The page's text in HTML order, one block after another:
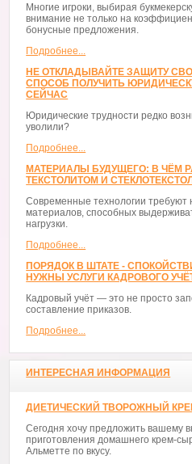
Многие игроки, выбирая
внимание не только на
бонусные предложения.
Подробнее...
НЕ ОТКЛАДЫВАЙТЕ ЗАЩИТУ
СПОСОБ ПОЛУЧИТЬ
СЕЙЧАС
Юридические трудности редко
уволили?
Подробнее...
МАТЕРИАЛЫ БУДУЩЕГО: В ЧЁМ
ТЕКСТОЛИТОМ И
Современные технологии
материалов, способных
нагрузки.
Подробнее...
ПОРЯДОК В ШТАТЕ -
НУЖНЫ УСЛУГИ КАДРОВОГО
Кадровый учёт — это не просто
составление приказов.
Подробнее...
ИНТЕРЕСНАЯ ИНФОРМАЦИЯ
ДИЕТИЧЕСКИЙ ТВОРОЖНЫЙ
Сегодня хочу предложить вашему
приготовления домашнего крем-
Альметте по вкусу.